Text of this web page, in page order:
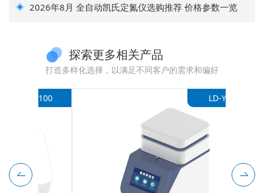
2026年8月 全自动凯氏定氮仪选购推荐 价格参数一览
探索更多相关产品
打造多样化选择，以满足不同客户的需求和偏好